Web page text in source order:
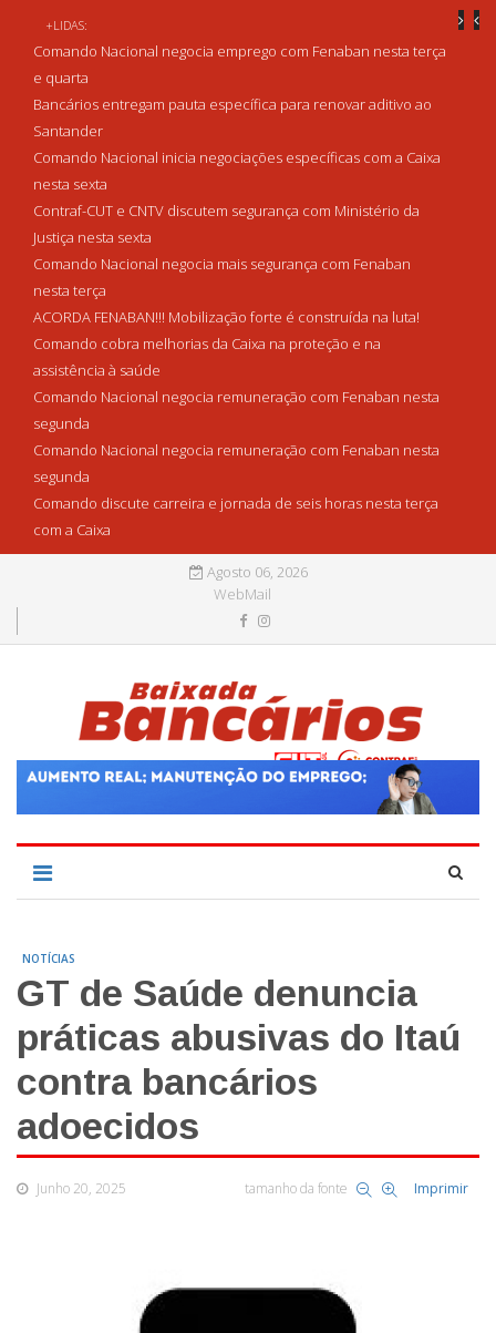
+LIDAS:
Comando Nacional negocia emprego com Fenaban nesta terça
e quarta
Bancários entregam pauta específica para renovar aditivo ao
Santander
Comando Nacional inicia negociações específicas com a Caixa
nesta sexta
Contraf-CUT e CNTV discutem segurança com Ministério da
Justiça nesta sexta
Comando Nacional negocia mais segurança com Fenaban
nesta terça
ACORDA FENABAN!!! Mobilização forte é construída na luta!
Comando cobra melhorias da Caixa na proteção e na
assistência à saúde
Comando Nacional negocia remuneração com Fenaban nesta
segunda
Comando Nacional negocia remuneração com Fenaban nesta
segunda
Comando discute carreira e jornada de seis horas nesta terça
com a Caixa
Agosto 06, 2026
WebMail
NOTÍCIAS
GT de Saúde denuncia
práticas abusivas do Itaú
contra bancários
adoecidos
Junho 20, 2025 tamanho da fonte Imprimir